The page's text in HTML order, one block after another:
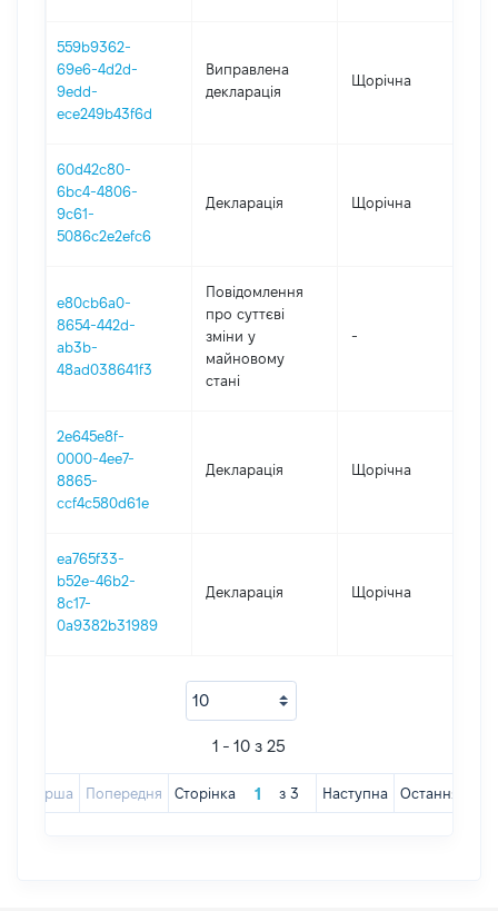
559b9362-
69e6-4d2d-
9edd-
ece249b43f6d
Виправлена
декларація
Щорічна
60d42c80-
6bc4-4806-
9c61-
5086c2e2efc6
Декларація Щорічна
e80cb6a0-
8654-442d-
ab3b-
48ad038641f3
Повідомлення
про суттєві
зміни y
майновому
стані
-
2e645e8f-
0000-4ee7-
8865-
ccf4c580d61e
Декларація Щорічна
ea765f33-
b52e-46b2-
8c17-
0a9382b31989
Декларація Щорічна
1 - 10 з 25
Перша Попередня Сторінка з 3 Наступна Остання